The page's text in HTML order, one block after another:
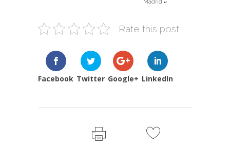
Madrid ↵
Rate this post
Facebook Twitter Google+ LinkedIn